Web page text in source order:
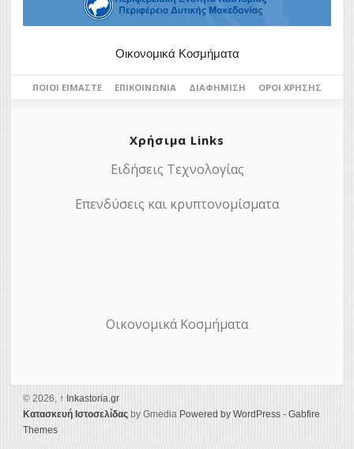
Οικονομικά Κοσμήματα
ΠΟΙΟΙ ΕΊΜΑΣΤΕ ΕΠΙΚΟΙΝΩΝΊΑ ΔΙΑΦΉΜΙΣΗ ΌΡΟΙ ΧΡΉΣΗΣ
Χρήσιμα Links
Ειδήσεις Τεχνολογίας
Επενδύσεις και κρυπτονομίσματα
Οικονομικά Κοσμήματα
© 2026, ↑ Ιnkastoria.gr
Κατασκευή Ιστοσελίδας by Gmedia Powered by WordPress - Gabfire
Themes